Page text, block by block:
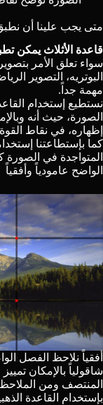
متى يجب علينا أن
قاعدة الأثلاث يمكن
سواء تعلق الأمر
البوتريه، التصوير
مهمة جداً.
نستطيع إستخدام
الصورة، حيث أنه
إظهاره، في نقاط القوة
كما بإستطاعتنا
المتواجدة في الصورة
الواضح عامودياً وأفقياً
أفقياً نلاحظ الفصل
شاقولياً بالإمكان
المنتصف ومن
بإستخدام القاعدة